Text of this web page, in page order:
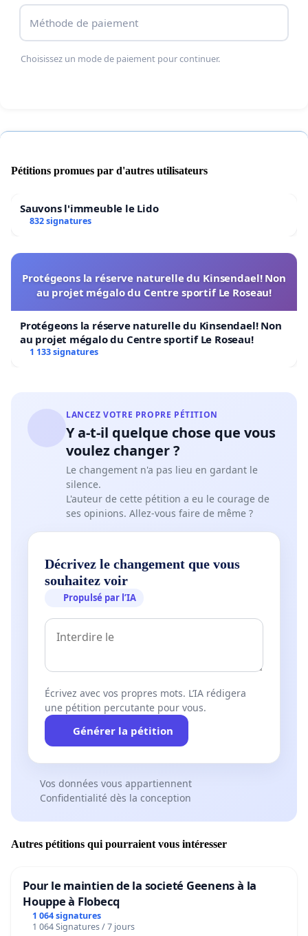
soutient cette action.
Méthode de paiement
Choisissez un mode de paiement pour continuer.
Pétitions promues par d'autres utilisateurs
Sauvons l'immeuble le Lido
832 signatures
Protégeons la réserve naturelle du Kinsendael! Non
au projet mégalo du Centre sportif Le Roseau!
Protégeons la réserve naturelle du Kinsendael! Non
au projet mégalo du Centre sportif Le Roseau!
1 133 signatures
LANCEZ VOTRE PROPRE PÉTITION
Y a-t-il quelque chose que vous
voulez changer ?
Le changement n'a pas lieu en gardant le
silence.
L'auteur de cette pétition a eu le courage de
ses opinions. Allez-vous faire de même ?
Décrivez le changement que vous
souhaitez voir
Propulsé par l’IA
Écrivez avec vos propres mots. L’IA rédigera
une pétition percutante pour vous.
Générer la pétition
Vos données vous appartiennent
Confidentialité dès la conception
Autres pétitions qui pourraient vous intéresser
Pour le maintien de la societé Geenens à la
Houppe à Flobecq
1 064 signatures
1 064 Signatures / 7 jours